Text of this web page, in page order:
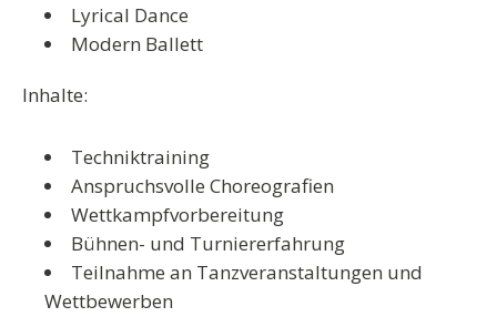
Lyrical Dance
Modern Ballett
Inhalte:
Techniktraining
Anspruchsvolle Choreografien
Wettkampfvorbereitung
Bühnen- und Turniererfahrung
Teilnahme an Tanzveranstaltungen und
Wettbewerben